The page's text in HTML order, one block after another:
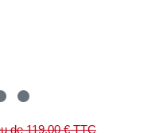
de119.00€ TTC